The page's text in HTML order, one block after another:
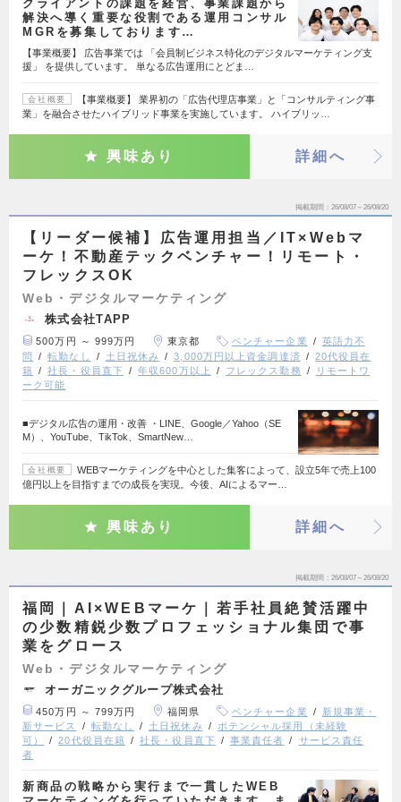
クライアントの課題を経営、事業課題から
解決へ導く重要な役割である運用コンサル
MGRを募集しております…
【事業概要】 広告事業では 「会員制ビジネス特化のデジタルマーケティング支
援」 を提供しています。 単なる広告運用にとどま…
会社概要
【事業概要】 業界初の「広告代理店事業」と「コンサルティング事
業」を融合させたハイブリッド事業を実施しています。 ハイブリッ…
興味あり 詳細へ
掲載期間 26/08/07～26/08/20
【リーダー候補】広告運用担当／IT×Webマ
ーケ！不動産テックベンチャー！リモート・
フレックスOK
Web・デジタルマーケティング
株式会社TAPP
500万円 ～ 999万円 東京都 ベンチャー企業
英語力不
問
転勤なし 土日祝休み 3,000万円以上資金調達済
20代役員在
籍
社長・役員直下 年収600万以上 フレックス勤務
リモートワ
ーク可能
■デジタル広告の運用・改善 ・LINE、Google／Yahoo（SE
M）、YouTube、TikTok、SmartNew…
会社概要
WEBマーケティングを中心とした集客によって、設立5年で売上100
億円以上を目指すまでの成長を実現。今後、AIによるマー…
興味あり 詳細へ
掲載期間 26/08/07～26/08/20
福岡｜AI×WEBマーケ｜若手社員絶賛活躍中
の少数精鋭少数プロフェッショナル集団で事
業をグロース
Web・デジタルマーケティング
オーガニックグループ株式会社
450万円 ～ 799万円 福岡県 ベンチャー企業
新規事業・
新サービス
転勤なし 土日祝休み
ポテンシャル採用（未経験
可）
20代役員在籍 社長・役員直下 事業責任者
サービス責任
者
新商品の戦略から実行まで一貫したWEB